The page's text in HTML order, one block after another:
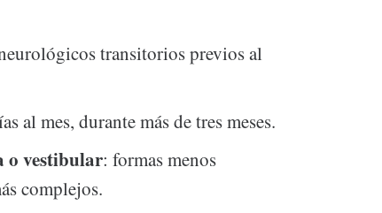
transitorios previos al
al mes, durante más de tres meses.
o vestibular: formas menos
complejos.